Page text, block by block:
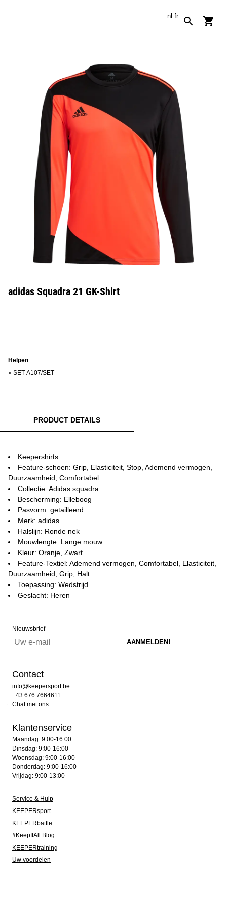
nl fr
adidas Squadra 21 GK-Shirt
Helpen
» SET-A107/SET
PRODUCT DETAILS
Keepershirts
Feature-schoen: Grip, Elasticiteit, Stop, Ademend vermogen,
Duurzaamheid, Comfortabel
Collectie: Adidas squadra
Bescherming: Elleboog
Pasvorm: getailleerd
Merk: adidas
Halslijn: Ronde nek
Mouwlengte: Lange mouw
Kleur: Oranje, Zwart
Feature-Textiel: Ademend vermogen, Comfortabel, Elasticiteit,
Duurzaamheid, Grip, Halt
Toepassing: Wedstrijd
Geslacht: Heren
Nieuwsbrief
Contact
info@keepersport.be
+43 676 7664611
Chat met ons
Klantenservice
Maandag: 9:00-16:00
Dinsdag: 9:00-16:00
Woensdag: 9:00-16:00
Donderdag: 9:00-16:00
Vrijdag: 9:00-13:00
Service & Hulp
KEEPERsport
KEEPERbattle
#KeepItAll Blog
KEEPERtraining
Uw voordelen